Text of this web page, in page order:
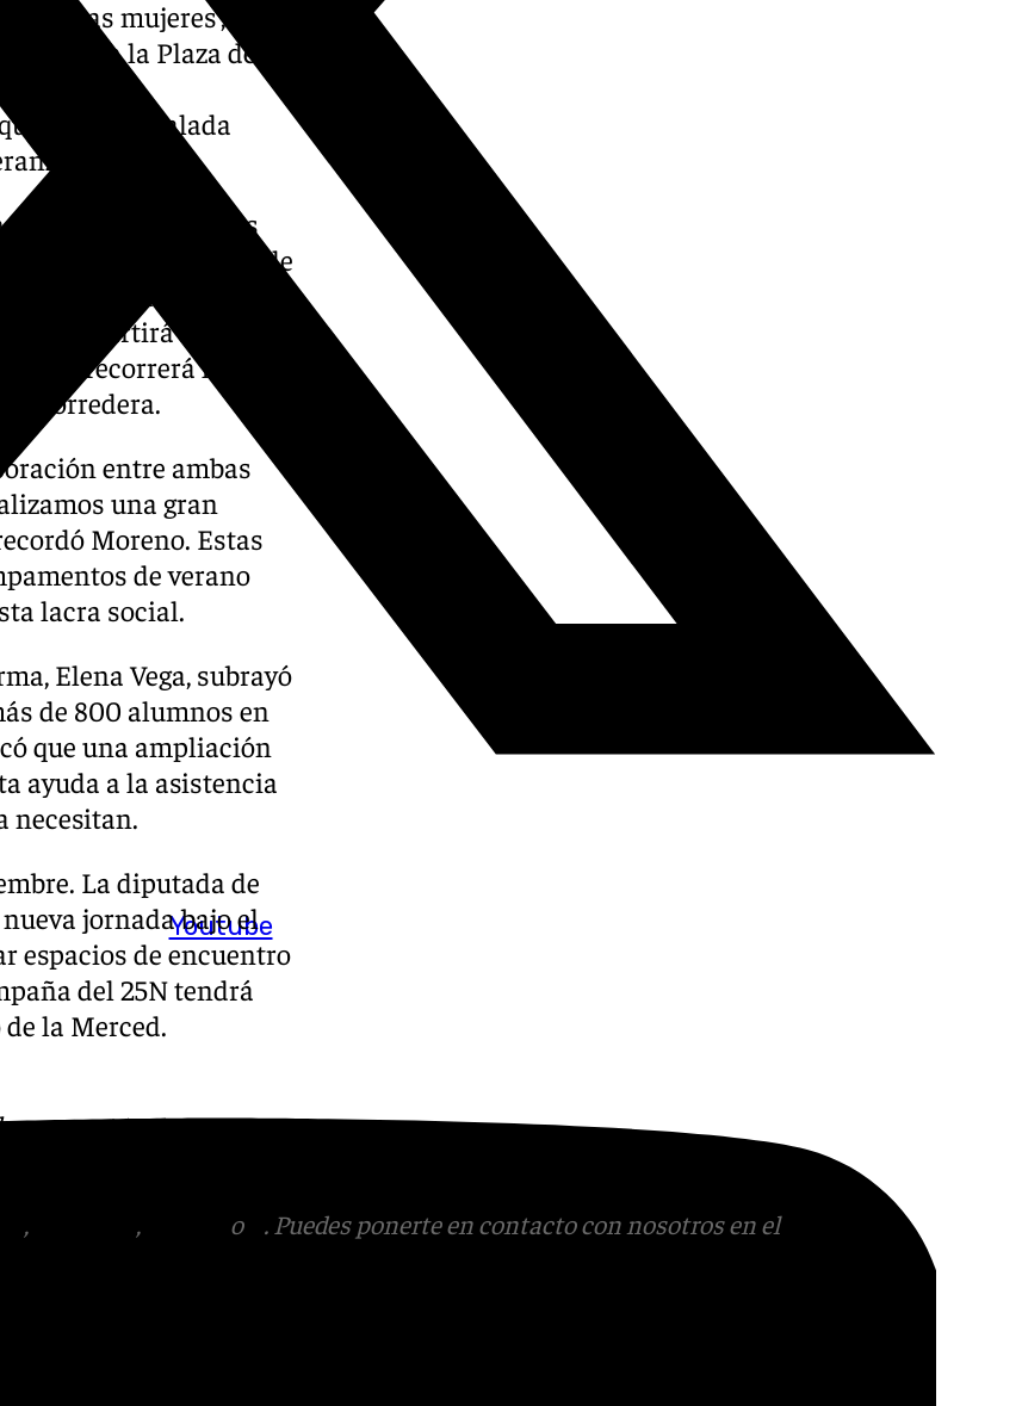
Youtube
las mujeres’, que
en la Plaza de
y
«cada pedalada
convocado dos actos
a un paro general de
de trabajo,
partirá la gran
que recorrerá las
Corredera.
entre ambas
una gran
Moreno. Estas
de verano
lacra social.
Elena Vega, subrayó
de 800 alumnos en
que una ampliación
ayuda a la asistencia
necesitan.
La diputada de
jornada bajo el
espacios de encuentro
del 25N tendrá
la Merced.
ponerte en contacto
, , o
. Puedes ponerte en contacto con nosotros en el